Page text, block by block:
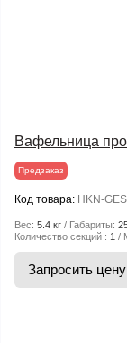
Вафельница
Предзаказ
Код товара: HKN-
Вес: 5.4 кг Габариты:
Количество секций : 1
Запросить цену